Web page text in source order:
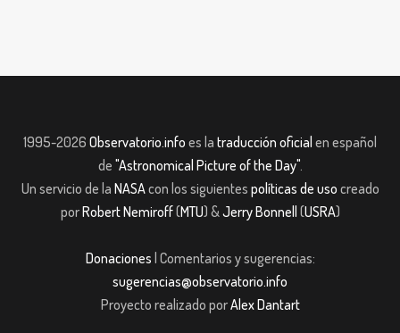
1995-2026 Observatorio.info es la traducción oficial en español
de "Astronomical Picture of the Day".
Un servicio de la NASAcon los siguientes políticas de uso creado
porRobert Nemiroff(MTU) &Jerry Bonnell (USRA)
Donaciones | Comentarios y sugerencias:
sugerencias@observatorio.info
Proyecto realizado porAlex Dantart